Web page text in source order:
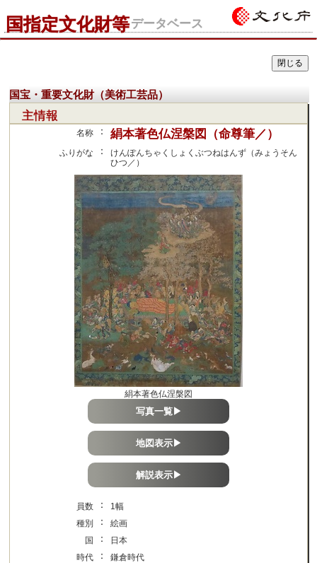
国指定文化財等データベース
国宝・重要文化財（美術工芸品）
主情報
名称 ： 絹本著色仏涅槃図（命尊筆／）
ふりがな ：
けんぽんちゃくしょくぶつねはんず（みょうそん
ひつ／）
絹本著色仏涅槃図
写真一覧▶
地図表示▶
解説表示▶
員数 ：
1幅
種別
：
絵画
国
：
日本
時代
：
鎌倉時代